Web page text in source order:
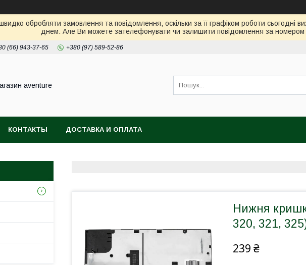
обробляти замовлення та повідомлення, оскільки за її графіком роботи
днем. Але Ви можете зателефонувати чи залишити повідомлення за
(66) 943-37-65 +380 (97) 589-52-86
aventure
КОНТАКТЫ ДОСТАВКА И ОПЛАТА
Нижня
320, 321,
239 ₴